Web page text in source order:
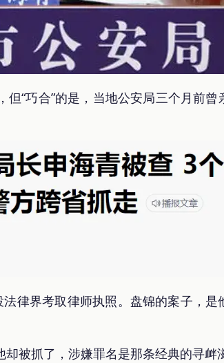
“巧合”的是，当地公安局三个月前
律界考取律师执照。盘锦的案子，
被抓了，涉嫌罪名是那条经典的寻衅